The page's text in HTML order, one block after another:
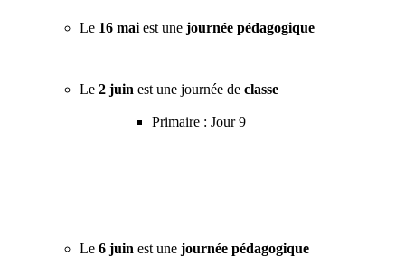
Le 16 mai est une journée pédagogique
Le 2 juin est une journée de classe
Primaire : Jour 9
Le 6 juin est une journée pédagogique